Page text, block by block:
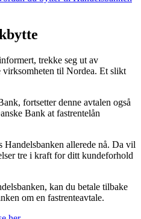
trekke seg ut av
virksomheten til Nordea. Et slikt
fortsetter denne avtalen også
Bank at fastrentelån
allerede nå. Da vil
tre i kraft for ditt kundeforhold
kan du betale tilbake
om en fastrenteavtale.